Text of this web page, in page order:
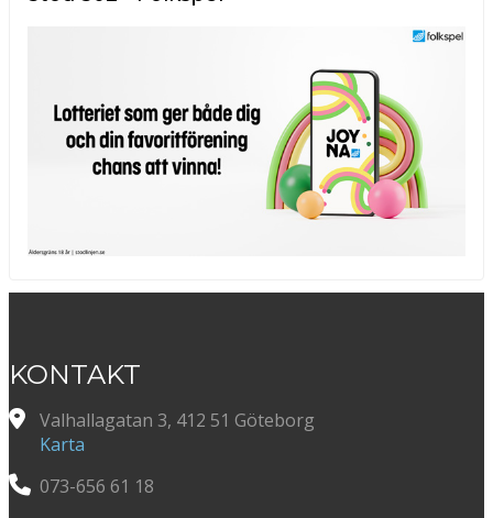
KONTAKT
Valhallagatan 3, 412 51 Göteborg
Karta
073-656 61 18